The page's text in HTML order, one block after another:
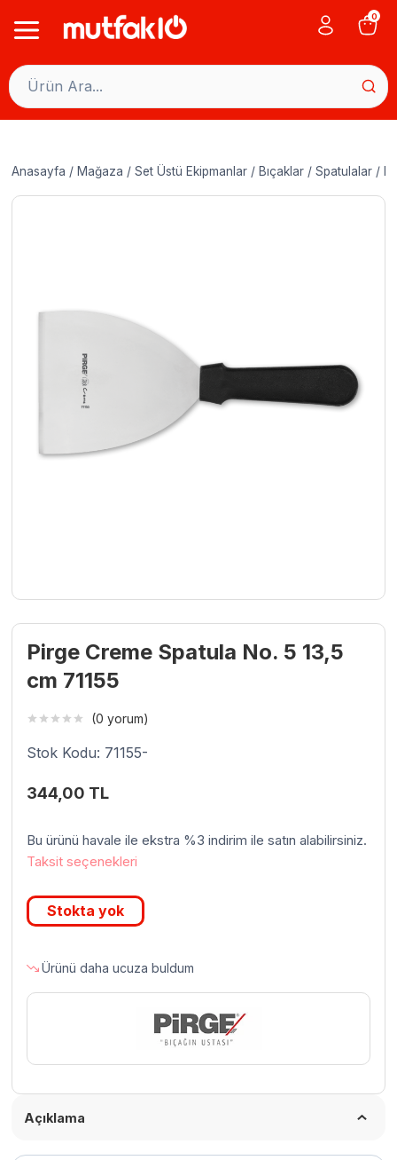
0
Anasayfa / Mağaza / Set Üstü Ekipmanlar / Bıçaklar / Spatulalar /
Pirge Creme Spatula No. 5 13,5
cm 71155
(0 yorum)
Stok Kodu: 71155-
344,00 TL
Bu ürünü havale ile ekstra %3 indirim ile satın alabilirsiniz.
Taksit seçenekleri
Stokta yok
Ürünü daha ucuza buldum
Açıklama